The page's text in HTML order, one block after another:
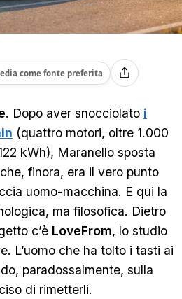
come fonte preferita
. Dopo aver snocciolato i
(quattro motori, oltre 1.000
kWh), Maranello sposta
finora, era il vero punto
uomo-macchina. E qui la
ma filosofica. Dietro
c’è LoveFrom, lo studio
L’uomo che ha tolto i tasti ai
paradossalmente, sulla
di rimetterli.